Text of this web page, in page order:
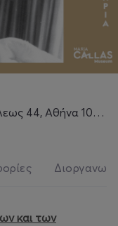
Αθήνα 10563, Αθήνα
και των